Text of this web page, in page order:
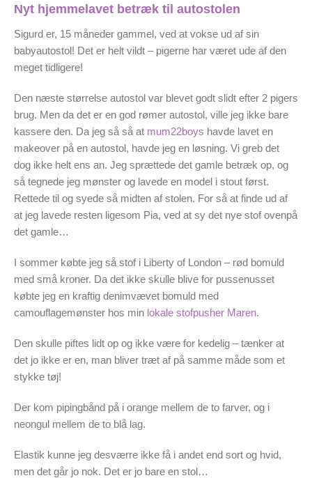
Nyt hjemmelavet betræk til autostolen
Sigurd er, 15 måneder gammel, ved at vokse ud af sin
babyautostol! Det er helt vildt – pigerne har været ude af den
meget tidligere!
Den næste størrelse autostol var blevet godt slidt efter 2 pigers
brug. Men da det er en god rømer autostol, ville jeg ikke bare
kassere den. Da jeg så så at mum22boys havde lavet en
makeover på en autostol, havde jeg en løsning. Vi greb det
dog ikke helt ens an. Jeg sprættede det gamle betræk op, og
så tegnede jeg mønster og lavede en model i stout først.
Rettede til og syede så midten af stolen. For så at finde ud af
at jeg lavede resten ligesom Pia, ved at sy det nye stof ovenpå
det gamle…
I sommer købte jeg så stof i Liberty of London – rød bomuld
med små kroner. Da det ikke skulle blive for pussenusset
købte jeg en kraftig denimvævet bomuld med
camouflagemønster hos min lokale stofpusher Maren.
Den skulle piftes lidt op og ikke være for kedelig – tænker at
det jo ikke er en, man bliver træt af på samme måde som et
stykke tøj!
Der kom pipingbånd på i orange mellem de to farver, og i
neongul mellem de to blå lag.
Elastik kunne jeg desværre ikke få i andet end sort og hvid,
men det går jo nok. Det er jo bare en stol…